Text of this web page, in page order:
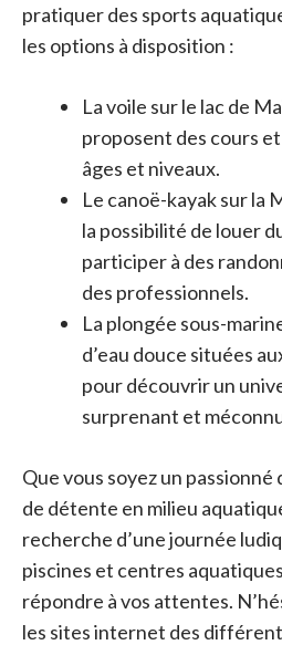
pratiquer des sports
les options à disposition :
La voile sur le lac de
proposent des cours
âges et niveaux.
Le canoë-kayak sur la
la possibilité de louer
participer à des
des professionnels.
La plongée sous-
d’eau douce situées
pour découvrir un
surprenant et
Que vous soyez un
de détente en milieu
recherche d’une journée
piscines et centres
répondre à vos attentes.
les sites internet des